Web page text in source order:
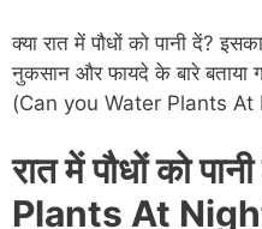
क्या रात में पौधों को पानी दें?
नुकसान और फायदे के बारे बताया
(Can you Water Plants
रात में पौधों को
Plants At